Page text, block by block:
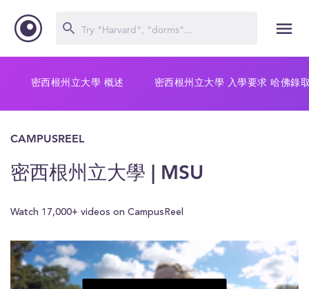
密西根州立大學 概述 密西根州立大學 入學要求 哈佛錄
CAMPUSREEL
密西根州立大學 | MSU
Watch 17,000+ videos on CampusReel